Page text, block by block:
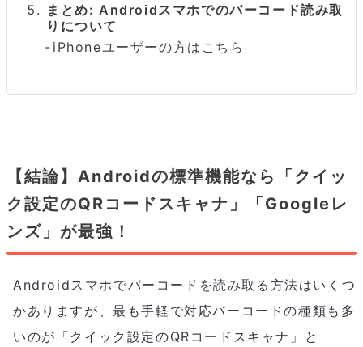
まとめ: Androidスマホでのバーコード読み取
りについて
iPhoneユーザーの方はこちら
【結論】Androidの標準機能なら「クイッ
ク設定のQRコードスキャナ」「Googleレ
ンズ」が最強！
Androidスマホでバーコードを読み取る方法はいくつ
かありますが、最も手軽で対応バーコードの種類も多
いのが「クイック設定のQRコードスキャナ」と